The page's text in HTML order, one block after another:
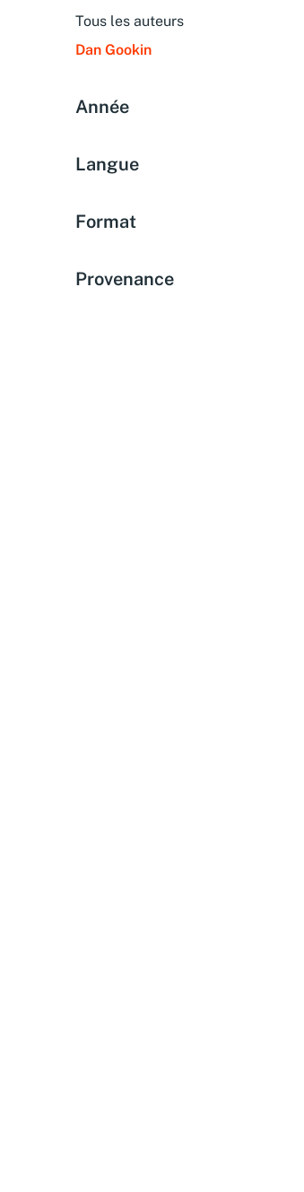
Tous les auteurs
Dan Gookin
Année
Langue
Format
Provenance